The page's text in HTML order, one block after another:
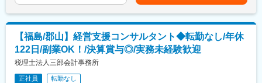
店舗運営に活かされやすい文化があります。
■キャリアパス：
スタッフ（R CREW）としてご活躍いただいたのち、約1年で店長
昇格を目指していただきます。その後はスーパーバイザー
（RSV）やマネージャーなど、より広い領域で活躍いただけるキ
業務をご担当いただきます。
新宿本社での資料作成、データ整理・解析、関係者との調整業務
を中心に、月2回程度を目安として福島県内へ出張し、
現地調査や顧客・協力会社等との打合せにも携わっていただきま
す。
■業務内容
・官公庁案件を中心とした環境影響評価・放射線モニタリング関
【福島/郡山】経営支援コンサルタント◆転勤なし/年休
122日/副業OK！/決算賞与◎/実務未経験歓迎
税理士法人三部会計事務所
正社員 転勤なし